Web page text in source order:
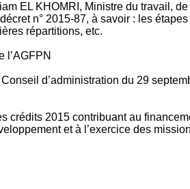
EL KHOMRI, Ministre du travail,
n° 2015-87, à savoir : les
répartitions, etc.
l’AGFPN
d’administration du 29
crédits 2015 contribuant au
et à l’exercice des